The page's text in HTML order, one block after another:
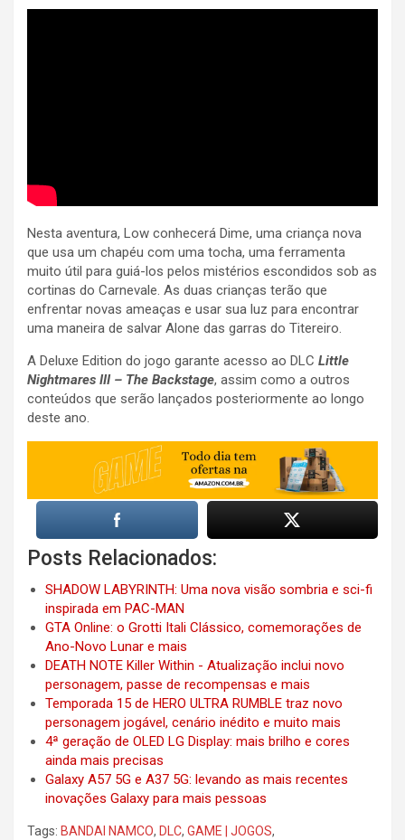
Nesta aventura, Low conhecerá Dime, uma criança nova
que usa um chapéu com uma tocha, uma ferramenta
muito útil para guiá-los pelos mistérios escondidos sob as
cortinas do Carnevale. As duas crianças terão que
enfrentar novas ameaças e usar sua luz para encontrar
uma maneira de salvar Alone das garras do Titereiro.
A Deluxe Edition do jogo garante acesso ao DLC Little
Nightmares III – The Backstage, assim como a outros
conteúdos que serão lançados posteriormente ao longo
deste ano.
Posts Relacionados:
SHADOW LABYRINTH: Uma nova visão sombria e sci-fi
inspirada em PAC-MAN
GTA Online: o Grotti Itali Clássico, comemorações de
Ano-Novo Lunar e mais
DEATH NOTE Killer Within - Atualização inclui novo
personagem, passe de recompensas e mais
Temporada 15 de HERO ULTRA RUMBLE traz novo
personagem jogável, cenário inédito e muito mais
4ª geração de OLED LG Display: mais brilho e cores
ainda mais precisas
Galaxy A57 5G e A37 5G: levando as mais recentes
inovações Galaxy para mais pessoas
Tags: BANDAI NAMCO, DLC, GAME | JOGOS,